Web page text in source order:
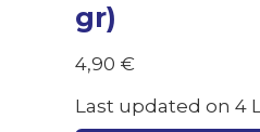
gr)
4,90 €
Last updated on 4